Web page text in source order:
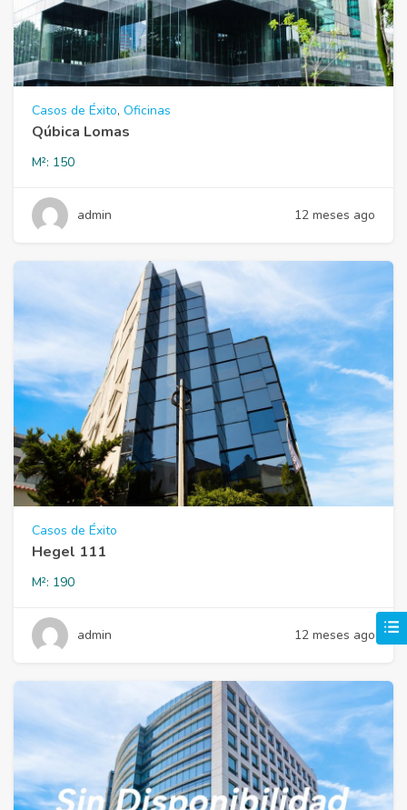
Casos de Éxito, Oficinas
Qúbica Lomas
M²: 150
admin 12 meses ago
Casos de Éxito
Hegel 111
M²: 190
admin 12 meses ago